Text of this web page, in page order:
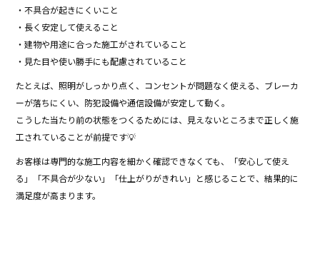
・不具合が起きにくいこと
・長く安定して使えること
・建物や用途に合った施工がされていること
・見た目や使い勝手にも配慮されていること
たとえば、照明がしっかり点く、コンセントが問題なく使える、ブレーカ
ーが落ちにくい、防犯設備や通信設備が安定して動く。
こうした当たり前の状態をつくるためには、見えないところまで正しく施
工されていることが前提です💡
お客様は専門的な施工内容を細かく確認できなくても、「安心して使え
る」「不具合が少ない」「仕上がりがきれい」と感じることで、結果的に
満足度が高まります。